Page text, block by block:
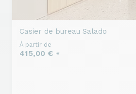
Casier de bureau Salado
À partir de
415,00 € HT